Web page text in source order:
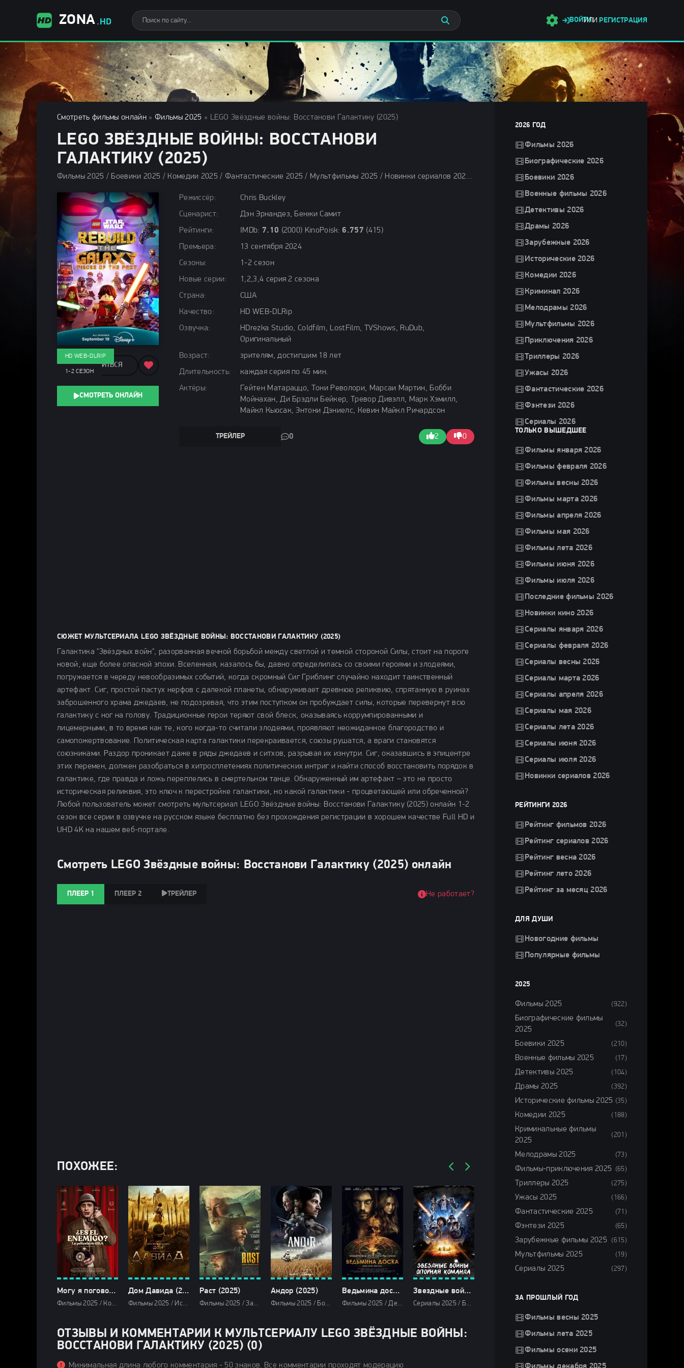
ZONA .HD ВОЙТИ
ИЛИ РЕГИСТРАЦИЯ
Смотреть фильмы онлайн » Фильмы 2025 » LEGO Звёздные войны: Восстанови Галактику (2025)
LEGO ЗВЁЗДНЫЕ ВОЙНЫ: ВОССТАНОВИ
ГАЛАКТИКУ (2025)
Фильмы 2025 / Боевики 2025 / Комедии 2025 / Фантастические 2025 / Мультфильмы 2025 / Новинки сериалов 2025 / Сериалы осени 2025 / Сериалы в озвучке TVShows / Сериалы в озвучке LostFilm / Сериалы в озвучке HDrezka Studio / Смотреть фильмы онлайн
Режиссёр:
Chris Buckley
Сценарист:
Дэн Эрнандез, Бенжи Самит
Рейтинги:
IMDb: 7.10 (2000) KinoPoisk: 6.757 (415)
Премьера:
13 сентября 2024
Сезоны:
1-2 сезон
Новые серии:
1,2,3,4 серия 2 сезона
Страна:
США
Качество:
HD WEB-DLRip
Озвучка:
HDrezka Studio, Coldfilm, LostFilm, TVShows, RuDub,
Оригинальный
Возраст:
зрителям, достигшим 18 лет
Длительность:
каждая серия по 45 мин.
Актёры:
Гейтен Матараццо, Тони Револори, Марсаи Мартин, Бобби
Мойнахан, Ди Брэдли Бейкер, Тревор Дивэлл, Марк Хэмилл,
Майкл Кьюсак, Энтони Дэниелс, Кевин Майкл Ричардсон
ТРЕЙЛЕР 0 2 0
HD WEB-DLRIP
1-2 СЕЗОН
ПОДЕЛИТЬСЯ
СМОТРЕТЬ ОНЛАЙН
СЮЖЕТ МУЛЬТСЕРИАЛА LEGO ЗВЁЗДНЫЕ ВОЙНЫ: ВОССТАНОВИ ГАЛАКТИКУ (2025)
Галактика "Звёздных войн", разорванная вечной борьбой между светлой и темной стороной Силы, стоит на пороге
новой, еще более опасной эпохи. Вселенная, казалось бы, давно определилась со своими героями и злодеями,
погружается в череду невообразимых событий, когда скромный Сиг Гриблинг случайно находит таинственный
артефакт. Сиг, простой пастух нерфов с далекой планеты, обнаруживает древнюю реликвию, спрятанную в руинах
заброшенного храма джедаев, не подозревая, что этим поступком он пробуждает силы, которые перевернут всю
галактику с ног на голову. Традиционные герои теряют свой блеск, оказываясь коррумпированными и
лицемерными, в то время как те, кого когда-то считали злодеями, проявляют неожиданное благородство и
самопожертвование. Политическая карта галактики перекраивается, союзы рушатся, а враги становятся
союзниками. Раздор проникает даже в ряды джедаев и ситхов, разрывая их изнутри. Сиг, оказавшись в эпицентре
этих перемен, должен разобраться в хитросплетениях политических интриг и найти способ восстановить порядок в
галактике, где правда и ложь переплелись в смертельном танце. Обнаруженный им артефакт – это не просто
историческая реликвия, это ключ к перестройке галактики, но какой галактики - процветающей или обреченной?
Любой пользователь может смотреть мультсериал LEGO Звёздные войны: Восстанови Галактику (2025) онлайн 1-2
сезон все серии в озвучке на русском языке бесплатно без прохождения регистрации в хорошем качестве Full HD и
UHD 4K на нашем веб-портале.
Смотреть LEGO Звёздные войны: Восстанови Галактику (2025) онлайн
ПЛЕЕР 1 ПЛЕЕР 2 ТРЕЙЛЕР Не работает?
ПОХОЖЕЕ:
Могу я поговорить с врагом? (2025)
Фильмы 2025 / Комедии 2025 / Зарубежные фильмы 2025 / Фильмы лета 2025 / Новинки кино 2025 / Последние фильмы 2025 / Смотреть фильмы онлайн
Дом Давида (2025)
Фильмы 2025 / Исторические фильмы 2025 / Сериалы 2025 / Сериалы 4K / Сериалы в озвучке TVShows / Сериалы в озвучке LostFilm / Сериалы в озвучке HDrezka Studio / Смотреть фильмы онлайн
Раст (2025)
Фильмы 2025 / Зарубежные фильмы 2025 / Драмы 2025 / Фильмы 4K / Фильмы весны 2025 / Новинки кино 2025 / Последние фильмы 2025 / Популярные фильмы / Смотреть фильмы онлайн
Андор (2025)
Фильмы 2025 / Боевики 2025 / Драмы 2025 / Фильмы-приключения 2025 / Триллеры 2025 / Фантастические 2025 / Фэнтези 2025 / Сериалы 2025 / Сериалы 4K / Смотреть фильмы онлайн
Ведьмина доска (2025)
Фильмы 2025 / Детективы 2025 / Ужасы 2025 / Зарубежные фильмы 2025 / Фильмы лета 2025 / Новинки кино 2025 / Последние фильмы 2025 / Популярные фильмы / Смотреть фильмы онлайн
Звездные войны: Опорная команда (2025)
Сериалы 2025 / Боевики 2025 / Фильмы-приключения 2025 / Фантастические 2025 / Фильмы 2025 / Сериалы в озвучке LostFilm / Сериалы в озвучке HDrezka Studio / Смотреть фильмы онлайн
ОТЗЫВЫ И КОММЕНТАРИИ К МУЛЬТСЕРИАЛУ LEGO ЗВЁЗДНЫЕ ВОЙНЫ:
ВОССТАНОВИ ГАЛАКТИКУ (2025) (0)
Минимальная длина любого комментария - 50 знаков. Все комментарии проходят модерацию
2026 ГОД
Фильмы 2026
Биографические 2026
Боевики 2026
Военные фильмы 2026
Детективы 2026
Драмы 2026
Зарубежные 2026
Исторические 2026
Комедии 2026
Криминал 2026
Мелодрамы 2026
Мультфильмы 2026
Приключения 2026
Триллеры 2026
Ужасы 2026
Фантастические 2026
Фэнтези 2026
Сериалы 2026
ТОЛЬКО ВЫШЕДШЕЕ
Фильмы января 2026
Фильмы февраля 2026
Фильмы весны 2026
Фильмы марта 2026
Фильмы апреля 2026
Фильмы мая 2026
Фильмы лета 2026
Фильмы июня 2026
Фильмы июля 2026
Последние фильмы 2026
Новинки кино 2026
Сериалы января 2026
Сериалы февраля 2026
Сериалы весны 2026
Сериалы марта 2026
Сериалы апреля 2026
Сериалы мая 2026
Сериалы лета 2026
Сериалы июня 2026
Сериалы июля 2026
Новинки сериалов 2026
РЕЙТИНГИ 2026
Рейтинг фильмов 2026
Рейтинг сериалов 2026
Рейтинг весна 2026
Рейтинг лето 2026
Рейтинг за месяц 2026
ДЛЯ ДУШИ
Новогодние фильмы
Популярные фильмы
2025
Фильмы 2025 (922)
Биографические фильмы
2025
(32)
Боевики 2025 (210)
Военные фильмы 2025 (17)
Детективы 2025 (104)
Драмы 2025 (392)
Исторические фильмы 2025 (35)
Комедии 2025 (188)
Криминальные фильмы
2025
(201)
Мелодрамы 2025 (73)
Фильмы-приключения 2025 (65)
Триллеры 2025 (275)
Ужасы 2025 (166)
Фантастические 2025 (71)
Фэнтези 2025 (65)
Зарубежные фильмы 2025 (615)
Мультфильмы 2025 (19)
Сериалы 2025 (297)
ЗА ПРОШЛЫЙ ГОД
Фильмы весны 2025
Фильмы лета 2025
Фильмы осени 2025